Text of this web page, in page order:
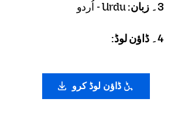
3۔ زبان: Urdu - اُردو
4۔ ڈاؤن لوڈ:
ہݨ ڈاؤن لوڈ کرو